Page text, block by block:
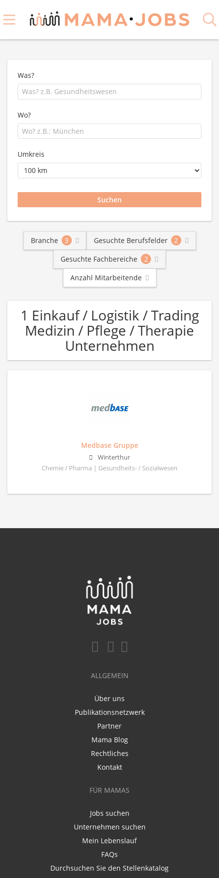
Was?
Wo?
Umkreis
Branche 3 Gesuchte Berufsfelder
2
Gesuchte Fachbereiche
2
Anzahl Mitarbeitende
1 Einkauf / Logistik / Trading
Medizin / Pflege / Therapie
Unternehmen
Medbase Gruppe
Winterthur
Chemie / Pharma | Gesundheits- / Sozialwesen
ALLGEMEIN
Über uns
Publikationsnetzwerk
Partner
Mama Blog
Rechtliches
Kontakt
FÜR MAMAS
Jobs suchen
Unternehmen suchen
Mein Lebenslauf
FAQs
Durchsuchen Sie den Stellenkatalog